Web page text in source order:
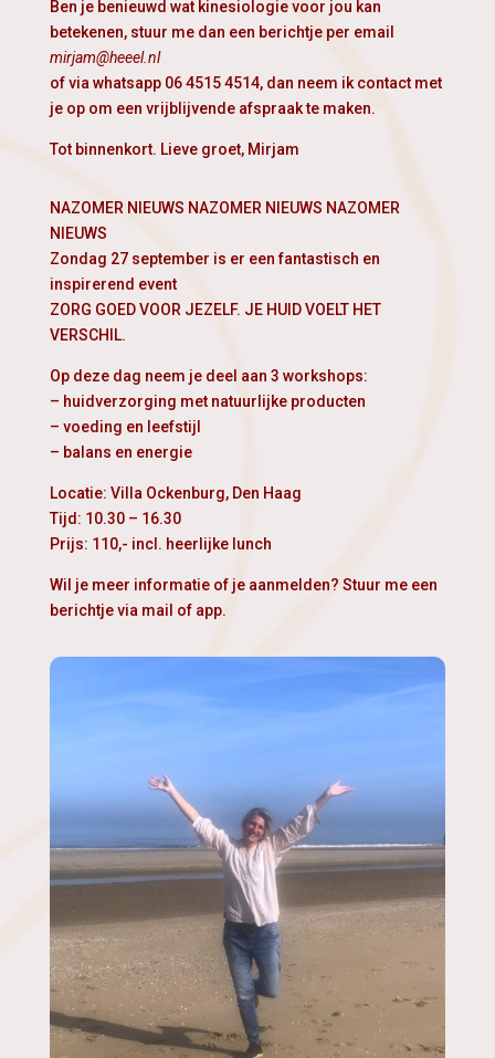
Ben je benieuwd wat kinesiologie voor jou kan
betekenen, stuur me dan een berichtje per email
mirjam@heeel.nl
of via whatsapp 06 4515 4514, dan neem ik contact met
je op om een vrijblijvende afspraak te maken.
Tot binnenkort. Lieve groet, Mirjam
NAZOMER NIEUWS NAZOMER NIEUWS NAZOMER
NIEUWS
Zondag 27 september is er een fantastisch en
inspirerend event
ZORG GOED VOOR JEZELF. JE HUID VOELT HET
VERSCHIL.
Op deze dag neem je deel aan 3 workshops:
– huidverzorging met natuurlijke producten
– voeding en leefstijl
– balans en energie
Locatie: Villa Ockenburg, Den Haag
Tijd: 10.30 – 16.30
Prijs: 110,- incl. heerlijke lunch
Wil je meer informatie of je aanmelden? Stuur me een
berichtje via mail of app.